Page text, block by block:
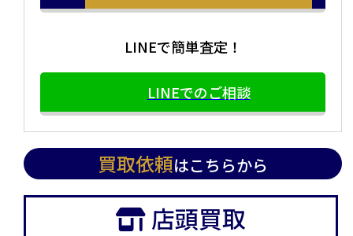
LINEで簡単査定！
LINEでのご相談
買取依頼はこちらから
店頭買取